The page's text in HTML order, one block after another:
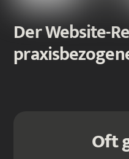
Der Website-
Oft